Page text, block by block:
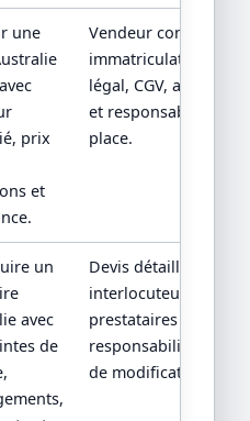
une
prix
et
Vendeur contractuel,
immatriculation/
légal, CGV, assistance
et responsabilité sur
place.
un
avec
de
Devis détaillé,
interlocuteur,
prestataires locaux et
responsabilités en
de modification.